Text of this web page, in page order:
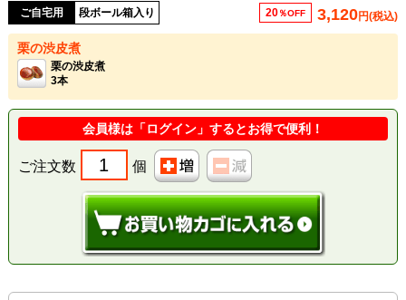
ご自宅用 段ボール箱入り 3,120円(税込)
20％OFF
栗の渋皮煮
栗の渋皮煮
3本
会員様は「ログイン」するとお得で便利！
ご注文数 個